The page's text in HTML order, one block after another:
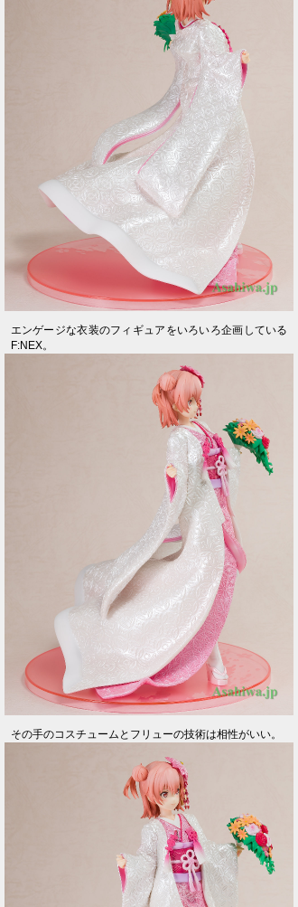
エンゲージな衣装のフィギュアをいろいろ企画している
F:NEX。
その手のコスチュームとフリューの技術は相性がいい。